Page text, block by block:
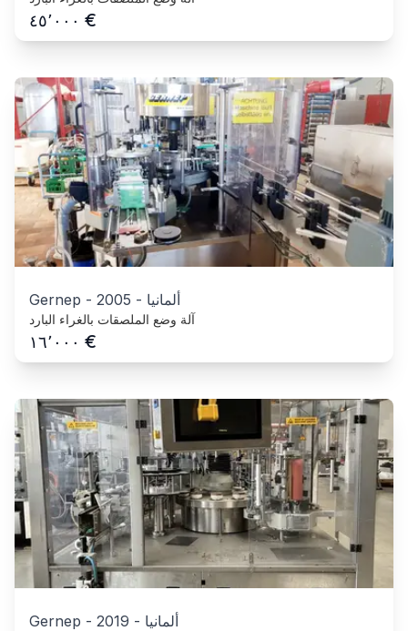
٤٥٬٠٠٠ €
Gernep - 2005 - ألمانيا
آلة وضع الملصقات بالغراء البارد
١٦٬٠٠٠ €
Gernep - 2019 - ألمانيا